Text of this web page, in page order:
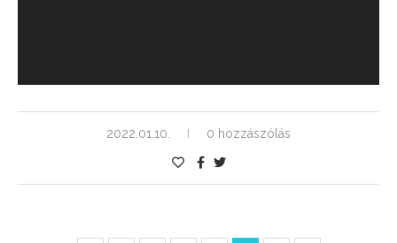
2022.01.10. 0 hozzászólás